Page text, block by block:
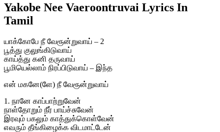
Yakobe Nee Vaeroontruvai Lyrics In
Tamil
யாக்கோபே நீ வேரூன்றுவாய் – 2
பூத்து குலுங்கிடுவாய்
காய்த்து கனி தருவாய்
பூமியெல்லாம் நிரப்பிடுவாய் – இந்த
என் மகனே(ளே) நீ வேரூன்றுவாய்
1. நானே காப்பாற்றுவேன்
நாள்தோறும் நீர் பாய்ச்சுவேன்
இரவும் பகலும் காத்துக்கொள்வேன்
எவரும் தீங்கிழைக்க விடமாட்டேன்